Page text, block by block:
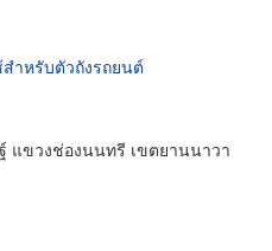
ำหรับตัวถังรถยนต์
แขวงช่องนนทรี เขตยานนาวา